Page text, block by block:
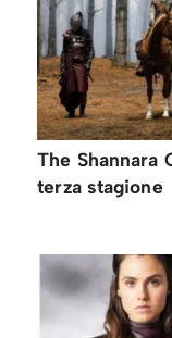
The Shannara
terza stagione